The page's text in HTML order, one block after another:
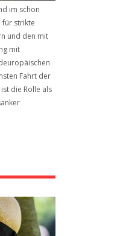
im schon
für strikte
und den mit
mit
Fahrt der
die Rolle als